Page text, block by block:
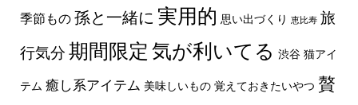
季節もの 孫と一緒に 実用的 思い出づくり 恵比寿 旅
行気分 期間限定 気が利いてる 渋谷 猫アイ
テム 癒し系アイテム 美味しいもの 覚えておきたいやつ 贅